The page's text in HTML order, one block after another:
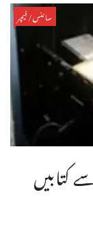
سائنس/فیچر
کتابیں